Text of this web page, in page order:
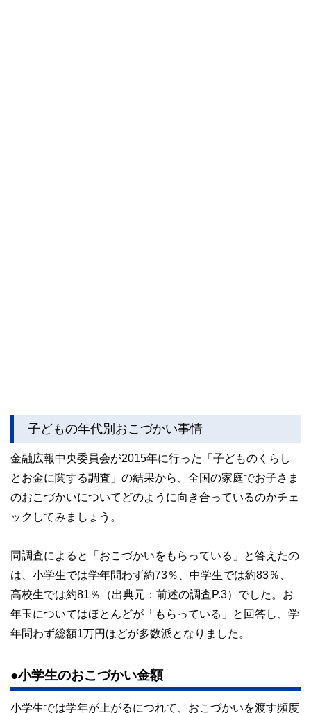
子どもの年代別おこづかい事情
金融広報中央委員会が2015年に行った「子どものくらし
とお金に関する調査」の結果から、全国の家庭でお子さま
のおこづかいについてどのように向き合っているのかチェ
ックしてみましょう。
同調査によると「おこづかいをもらっている」と答えたの
は、小学生では学年問わず約73％、中学生では約83％、
高校生では約81％（出典元：前述の調査P.3）でした。お
年玉についてはほとんどが「もらっている」と回答し、学
年問わず総額1万円ほどが多数派となりました。
●小学生のおこづかい金額
小学生では学年が上がるにつれて、おこづかいを渡す頻度